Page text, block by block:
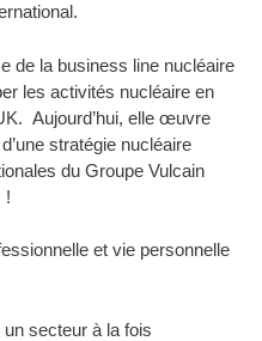
de la business line nucléaire
les activités nucléaire en
Aujourd’hui, elle œuvre
stratégie nucléaire
du Groupe Vulcain
!
et vie personnelle
secteur à la fois